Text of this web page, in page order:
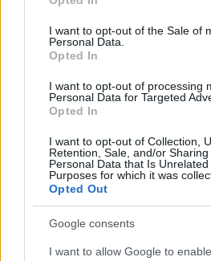
use your data for below specified
consent section.
I want to opt-out of the Sale of
Personal Data.
Opted In
I want to opt-out of processing
Personal Data for Targeted
Opted In
I want to opt-out of Collection,
Retention, Sale, and/or
Personal Data that Is
Purposes for which it was
Opted Out
Google consents
I want to allow Google to
„Csonka évadot zárni
érzés"
mtothorsi•2020. július 15.
Megtartotta évadzáró
Sándor Színház. A